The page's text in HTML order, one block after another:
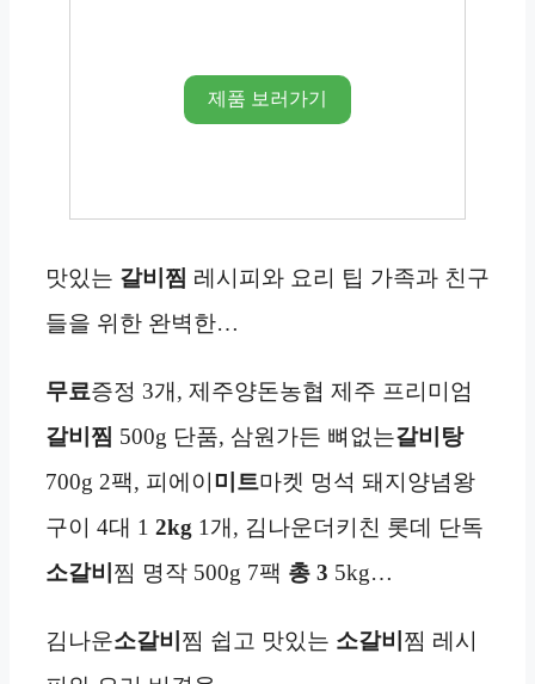
제품 보러가기
맛있는 갈비찜 레시피와 요리 팁 가족과 친구
들을 위한 완벽한…
무료증정 3개, 제주양돈농협 제주 프리미엄
갈비찜 500g 단품, 삼원가든 뼈없는갈비탕
700g 2팩, 피에이 미트마켓 멍석 돼지양념왕
구이 4대 1 2kg 1개, 김나운더키친 롯데 단독
소갈비 찜 명작 500g 7팩 총 3 5kg…
김나운소갈비 찜 쉽고 맛있는 소갈비 찜 레시